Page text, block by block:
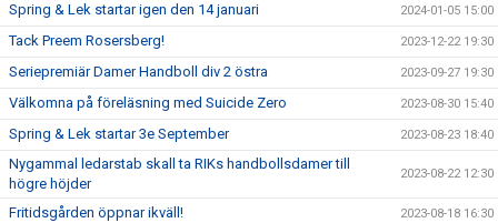
Spring & Lek startar igen den 14 januari 2024-01-05 15:00
Tack Preem Rosersberg! 2023-12-22 19:30
Seriepremiär Damer Handboll div 2 östra 2023-09-27 19:30
Välkomna på föreläsning med Suicide Zero 2023-08-30 15:40
Spring & Lek startar 3e September 2023-08-23 18:40
Nygammal ledarstab skall ta RIKs handbollsdamer till
högre höjder
2023-08-22 12:30
Fritidsgården öppnar ikväll! 2023-08-18 16:30